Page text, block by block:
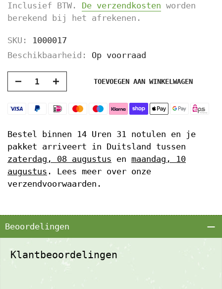
Inclusief BTW. De verzendkosten worden
berekend bij het afrekenen.
SKU: 1000017
Beschikbaarheid: Op voorraad
TOEVOEGEN AAN WINKELWAGEN
Bestel binnen 14 Uren 31 notulen en je
pakket arriveert in Duitsland tussen
zaterdag, 08 augustus en maandag, 10
augustus . Lees meer over onze
verzendvoorwaarden.
Beoordelingen
Klantbeoordelingen